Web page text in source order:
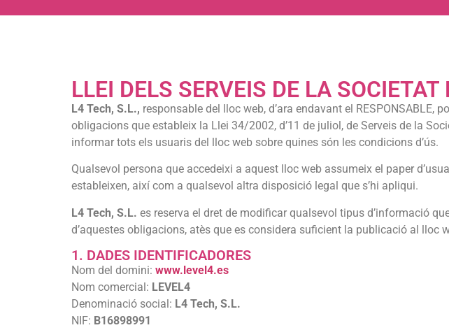
LLEI DELS SERVEIS DE LA
L4 Tech, S.L., responsable del lloc web, d’ara endavant el
obligacions que estableix la Llei 34/2002, d’11 de juliol, de Serveis de la
informar tots els usuaris del lloc web sobre quines són les condicions d’ús.
Qualsevol persona que accedeixi a aquest lloc web assumeix el paper
estableixen, així com a qualsevol altra disposició legal que s’hi apliqui.
L4 Tech, S.L. es reserva el dret de modificar qualsevol tipus d’informació
d’aquestes obligacions, atès que es considera suficient la publicació al lloc
1. DADES IDENTIFICADORES
Nom del domini: www.level4.es
Nom comercial: LEVEL4
Denominació social: L4 Tech, S.L.
NIF: B16898991